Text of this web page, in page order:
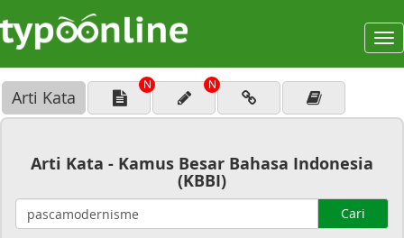
Arti Kata
N N
Arti Kata - Kamus Besar Bahasa Indonesia
(KBBI)
Cari